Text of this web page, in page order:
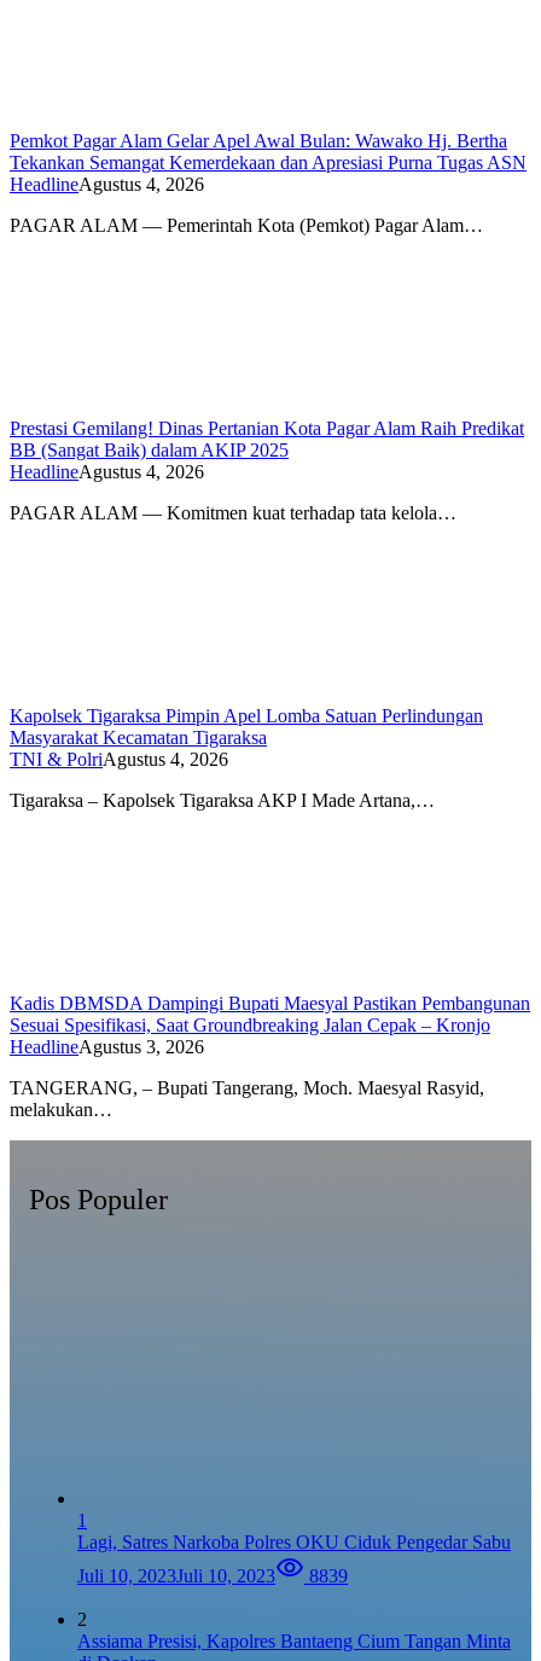
Pemkot Pagar Alam Gelar Apel Awal Bulan: Wawako Hj. Bertha
Tekankan Semangat Kemerdekaan dan Apresiasi Purna Tugas ASN
HeadlineAgustus 4, 2026
PAGAR ALAM — Pemerintah Kota (Pemkot) Pagar Alam…
Prestasi Gemilang! Dinas Pertanian Kota Pagar Alam Raih Predikat
BB (Sangat Baik) dalam AKIP 2025
HeadlineAgustus 4, 2026
PAGAR ALAM — Komitmen kuat terhadap tata kelola…
Kapolsek Tigaraksa Pimpin Apel Lomba Satuan Perlindungan
Masyarakat Kecamatan Tigaraksa
TNI & PolriAgustus 4, 2026
Tigaraksa – Kapolsek Tigaraksa AKP I Made Artana,…
Kadis DBMSDA Dampingi Bupati Maesyal Pastikan Pembangunan
Sesuai Spesifikasi, Saat Groundbreaking Jalan Cepak – Kronjo
HeadlineAgustus 3, 2026
TANGERANG, – Bupati Tangerang, Moch. Maesyal Rasyid,
melakukan…
Pos Populer
1
Lagi, Satres Narkoba Polres OKU Ciduk Pengedar Sabu
Juli 10, 2023Juli 10, 2023 8839
2
Assiama Presisi, Kapolres Bantaeng Cium Tangan Minta